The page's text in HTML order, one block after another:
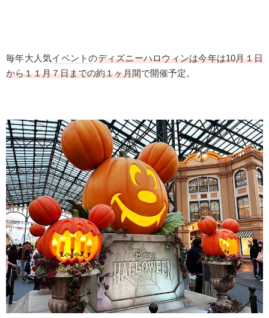
毎年大人気イベントのディズニーハロウィンは今年は10月１日
から１１月７日までの約１ヶ月間で開催予定。